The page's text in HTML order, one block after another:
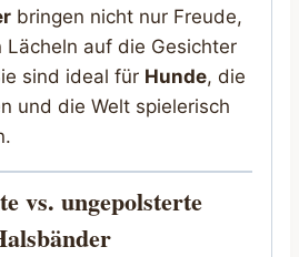
bringen nicht nur Freude,
Lächeln auf die Gesichter
sind ideal für Hunde, die
und die Welt spielerisch
vs. ungepolsterte